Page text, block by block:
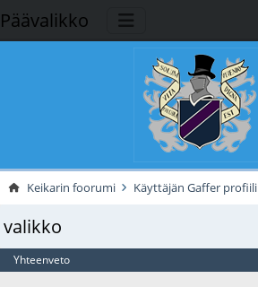
Päävalikko
Keikarin foorumi Käyttäjän Gaffer profiili
valikko
Yhteenveto